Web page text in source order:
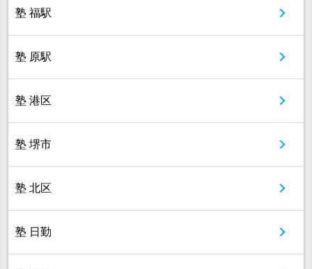
塾 福駅
塾 原駅
塾 港区
塾 堺市
塾 北区
塾 日勤